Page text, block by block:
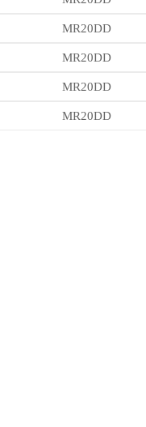
MR20DD
MR20DD
MR20DD
MR20DD